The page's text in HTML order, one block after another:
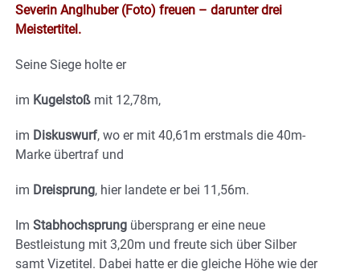
Severin Anglhuber (Foto) freuen – darunter drei
Meistertitel.
Seine Siege holte er
im Kugelstoß mit 12,78m,
im Diskuswurf, wo er mit 40,61m erstmals die 40m-
Marke übertraf und
im Dreisprung, hier landete er bei 11,56m.
Im Stabhochsprung übersprang er eine neue
Bestleistung mit 3,20m und freute sich über Silber
samt Vizetitel. Dabei hatte er die gleiche Höhe wie der